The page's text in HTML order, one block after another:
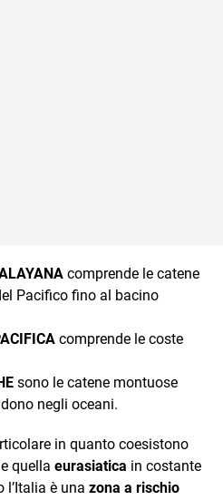
comprende le catene
Pacifico fino al bacino
comprende le coste
sono le catene montuose
negli oceani.
in quanto coesistono
e quella eurasiatica in costante
l’Italia è una zona a rischio